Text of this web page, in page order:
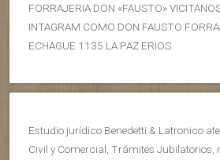
FORRAJERIA DON «FAUSTO»
INTAGRAM COMO DON FAUSTO
ECHAGUE 1135 LA PAZ ERIOS
Estudio jurídico Benedetti & Latronico
Civil y Comercial, Trámites Jubilatorios,